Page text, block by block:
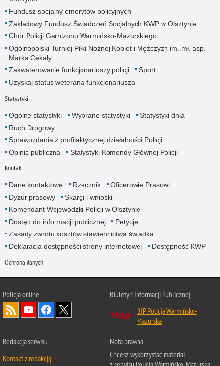
Fundusz socjalny emerytów policyjnych
Zakładowy Fundusz Świadczeń Socjalnych KWP w Olsztynie
Chór Policji Garnizonu Warmińsko-Mazurskiego
Ogólnopolski Turniej Piłki Nożnej Kobiet i Mężczyzn im. mł. asp.
Marka Cekały
Zakwaterowanie funkcjonariuszy policji
Sport
Uzyskaj status weterana funkcjonariusza
Statystyki
Ogólne statystyki Wybrane statystyki
Statystyki dnia
Ruch Drogowy
Sprawozdania z profilaktycznej działalności Policji
Opinia publiczna
Statystyki Komendy Głównej Policji
Kontakt
Dane kontaktowe Rzecznik
Oficerowie Prasowi
Dyżur prasowy
Skargi i wnioski
Komendant Wojewódzki Policji w Olsztynie
Dostęp do informacji publicznej
Petycje
Zasady zwrotu kosztów stawiennictwa świadka
Deklaracja dostępności strony internetowej
Dostępność KWP
Ochrona danych
Policja online
Biuletyn Informacji Publicznej
BIP Policja Warmińsko-
Mazurska
Redakcja serwisu
Kontakt z redakcją
Nota prawna
Chcesz wykorzystać materiał
z serwisu Policja Warmińsko-Mazurska.